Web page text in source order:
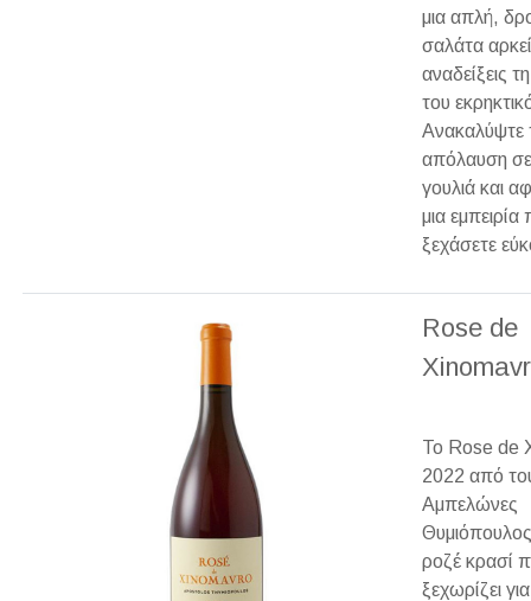
μια απλή,
σαλάτα
αναδείξεις
του
Ανακαλύψτε
απόλαυση
γουλιά και
μια
ξεχάσετε
Rose de
Το Rose de
2022 από
Αμπελώνες
Θυμιόπουλος
ροζέ κρασί
ξεχωρίζει